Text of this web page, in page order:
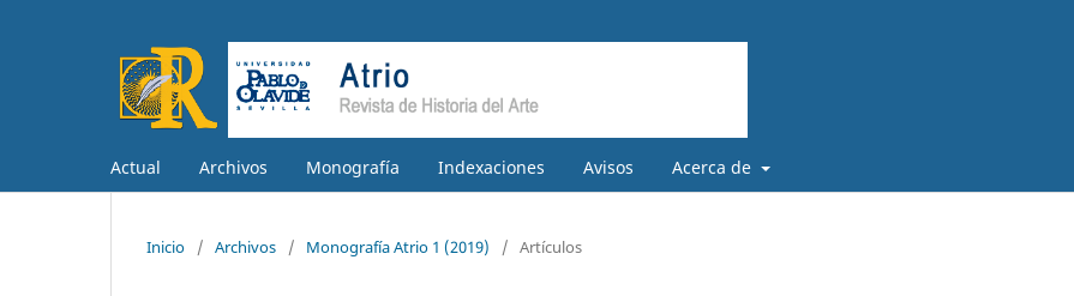
Actual Archivos Monografía Indexaciones Avisos Acerca de
Inicio / Archivos / Monografía Atrio 1 (2019) / Artículos